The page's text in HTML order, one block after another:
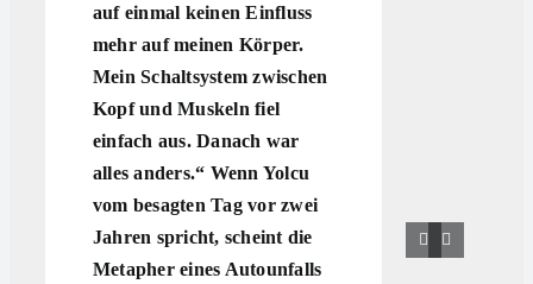
auf einmal keinen Einfluss
mehr auf meinen Körper.
Mein Schaltsystem zwischen
Kopf und Muskeln fiel
einfach aus. Danach war
alles anders.“ Wenn Yolcu
vom besagten Tag vor zwei
Jahren spricht, scheint die
Metapher eines Autounfalls